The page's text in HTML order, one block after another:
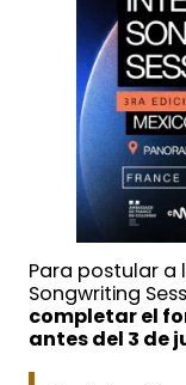
Para postular a
Songwriting
completar el
antes del 3 de